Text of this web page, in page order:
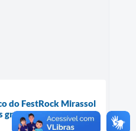
do FestRock Mirassol
gratuitos no próximo